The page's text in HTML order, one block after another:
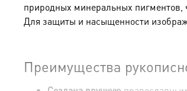
природных минеральных пигментов,
Для защиты и насыщенности
Преимущества